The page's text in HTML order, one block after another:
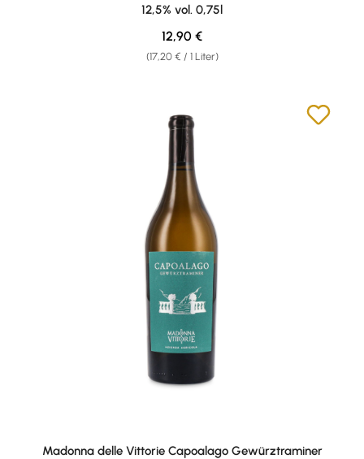
12,5% vol. 0,75l
(17,20 € / 1 Liter)
Regulärer Preis:
12,90 €
Madonna delle Vittorie Capoalago Gewürztraminer